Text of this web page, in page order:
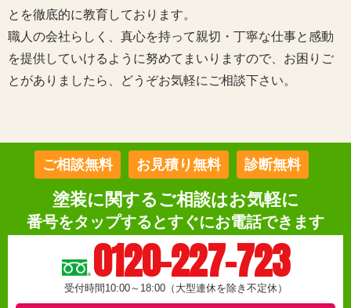
とを徹底的に教育しております。
職人の会社らしく、真心を持って親切・丁寧な仕事と感動
を提供していけるように努めてまいりますので、お困りご
とがありましたら、どうぞお気軽にご相談下さい。
ご相談無料 お見積り無料 診断無料
塗装に関するご相談はお気軽に
番号をタップするとすぐにお電話できます
0120-227-723
受付時間10:00～18:00（大型連休を除き不定休）